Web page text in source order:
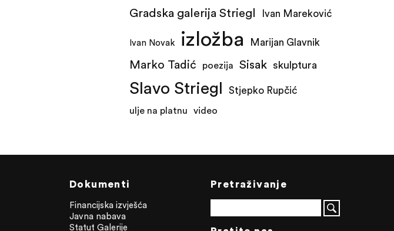
Gradska galerija Striegl Ivan Mareković
Ivan Novak izložba Marijan Glavnik
Marko Tadić poezija Sisak skulptura
Slavo Striegl Stjepko Rupčić
ulje na platnu video
Dokumenti
Financijska izvješća
Javna nabava
Statut Galerije
Pretraživanje